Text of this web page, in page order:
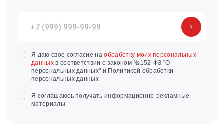
Я даю свое согласие наобработку моих персональных
данныхв соответствии с законом №152-ФЗ "О
персональных данных" и Политикой обработки
персональных данных
Я соглашаюсь получать информационно-рекламные
материалы